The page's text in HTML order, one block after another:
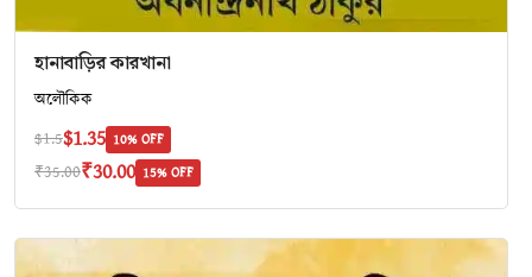
হানাবাড়ির কারখানা
অলৌকিক
$1.5$1.35 10% OFF
₹35.00₹30.00 15% OFF